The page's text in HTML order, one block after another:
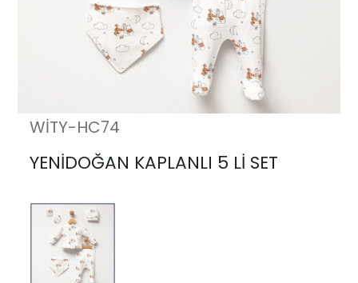
WİTY-HC74
YENİDOĞAN KAPLANLI 5 Lİ SET